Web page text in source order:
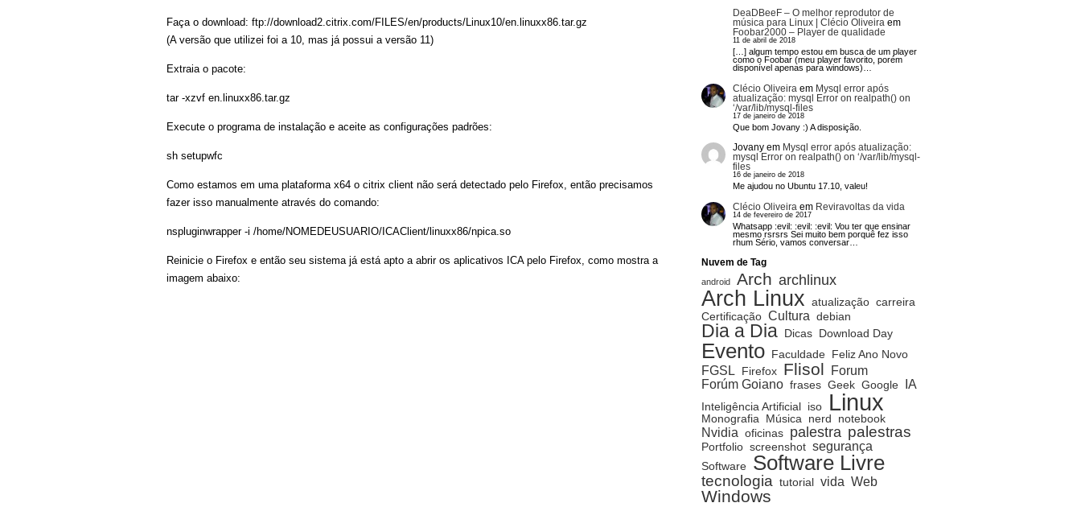
Faça o download: ftp://download2.citrix.com/FILES/en/products/Linux10/en.linuxx86.tar.gz
(A versão que utilizei foi a 10, mas já possui a versão 11)
Extraia o pacote:
tar -xzvf en.linuxx86.tar.gz
Execute o programa de instalação e aceite as configurações padrões:
sh setupwfc
Como estamos em uma plataforma x64 o citrix client não será detectado pelo Firefox, então precisamos
fazer isso manualmente através do comando:
nspluginwrapper -i /home/NOMEDEUSUARIO/ICAClient/linuxx86/npica.so
Reinicie o Firefox e então seu sistema já está apto a abrir os aplicativos ICA pelo Firefox, como mostra a
imagem abaixo:
DeaDBeeF – O melhor reprodutor de
música para Linux | Clécio Oliveira em
Foobar2000 – Player de qualidade
11 de abril de 2018
[…] algum tempo estou em busca de um player
como o Foobar (meu player favorito, porém
disponível apenas para windows)…
Clécio Oliveira em Mysql error após
atualização: mysql Error on realpath() on
‘/var/lib/mysql-files
17 de janeiro de 2018
Que bom Jovany :) A disposição.
Jovany em Mysql error após atualização:
mysql Error on realpath() on ‘/var/lib/mysql-
files
16 de janeiro de 2018
Me ajudou no Ubuntu 17.10, valeu!
Clécio Oliveira em Reviravoltas da vida
14 de fevereiro de 2017
Whatsapp :evil: :evil: :evil: Vou ter que ensinar
mesmo rsrsrs Sei muito bem porquê fez isso
rhum Sério, vamos conversar…
Nuvem de Tag
android Arch archlinux
Arch Linux atualização carreira
Certificação Cultura debian
Dia a Dia Dicas Download Day
Evento Faculdade Feliz Ano Novo
FGSL Firefox Flisol Forum
Forúm Goiano frases Geek Google IA
Inteligência Artificial iso Linux
Monografia Música nerd notebook
Nvidia oficinas palestra palestras
Portfolio screenshot segurança
Software Software Livre
tecnologia tutorial vida Web
Windows